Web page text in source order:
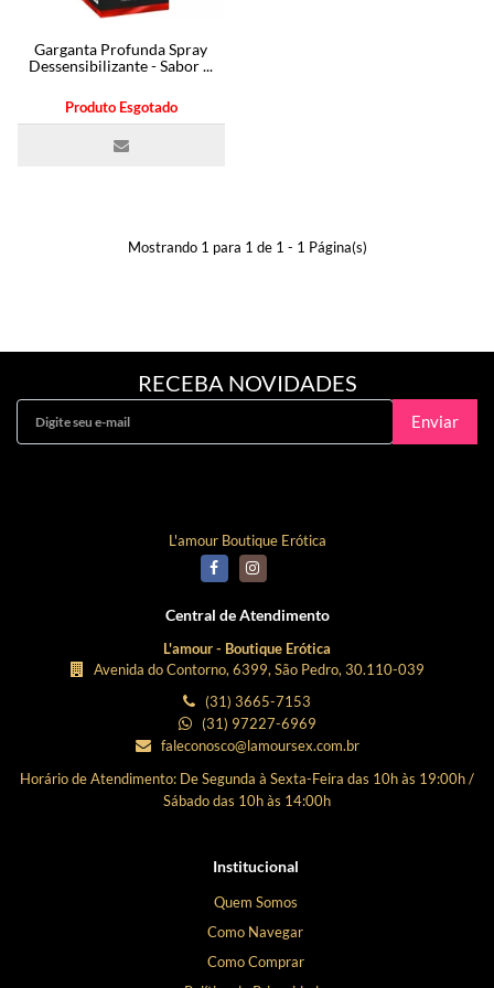
Garganta Profunda Spray
Dessensibilizante - Sabor ...
Produto Esgotado
Mostrando 1 para 1 de 1 - 1 Página(s)
RECEBA NOVIDADES
Enviar
L'amour Boutique Erótica
Institucional
Quem Somos
Como Navegar
Como Comprar
Central de Atendimento
L'amour - Boutique Erótica
Avenida do Contorno, 6399, São Pedro, 30.110-039
(31) 3665-7153
(31) 97227-6969
faleconosco@lamoursex.com.br
Horário de Atendimento: De Segunda à Sexta-Feira das 10h às 19:00h /
Sábado das 10h às 14:00h